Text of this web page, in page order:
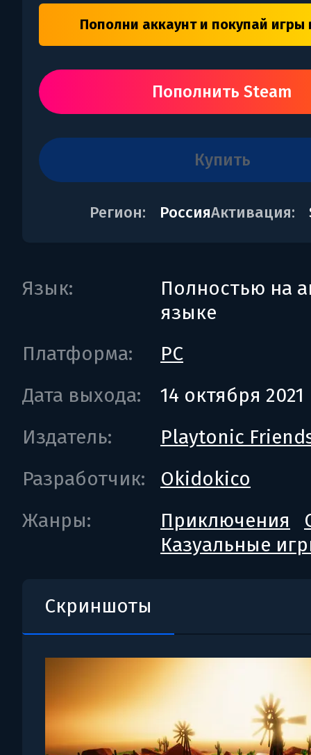
Пополни аккаунт и покупай игры
Пополнить Steam
купить
Регион: РоссияАктивация:
Язык:
Полностью на
языке
Платформа:
PC
Дата выхода:
14 октября 2021
Издатель:
Playtonic
Разработчик:
Okidokico
Жанры:
Приключения
Казуальные
Скриншоты